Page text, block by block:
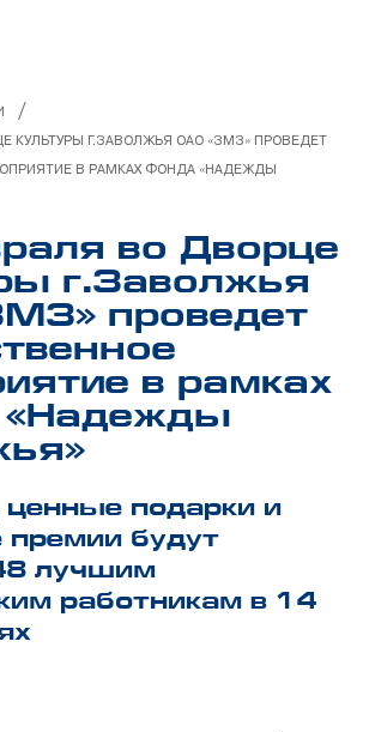
/
КУЛЬТУРЫ Г.ЗАВОЛЖЬЯ ОАО «ЗМЗ» ПРОВЕДЕТ
В РАМКАХ ФОНДА «НАДЕЖДЫ
во Дворце
г.Заволжья
проведет
в рамках
подарки и
будут
лучшим
работникам в 14